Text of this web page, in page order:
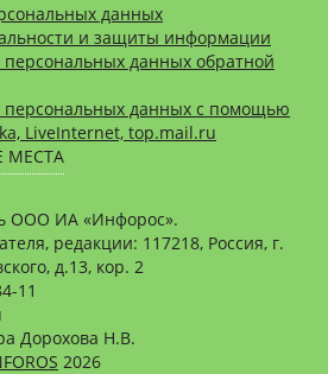
данных
и защиты информации
персональных данных обратной
персональных данных с помощью
LiveInternet, top.mail.ru
МЕСТА
ООО ИА «Инфорос».
редакции: 117218, Россия, г.
д.13, кор. 2
11
Дорохова Н.В.
2026